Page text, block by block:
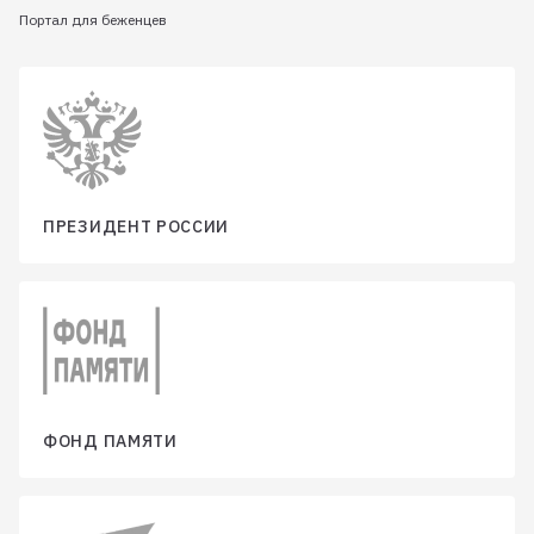
Портал для беженцев
ПРЕЗИДЕНТ РОССИИ
ФОНД ПАМЯТИ